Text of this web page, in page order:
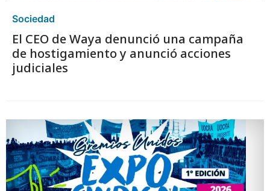
Sociedad
El CEO de Waya denunció una campaña
de hostigamiento y anunció acciones
judiciales